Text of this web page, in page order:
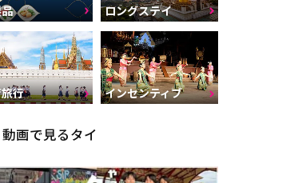
ロングステイ
行 インセンティブ
動画で見るタイ